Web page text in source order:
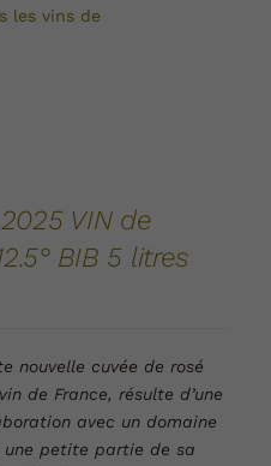
les vins de
VIN de
BIB 5 litres
nouvelle cuvée de rosé
de France, résulte d’une
avec un domaine
une petite partie de sa